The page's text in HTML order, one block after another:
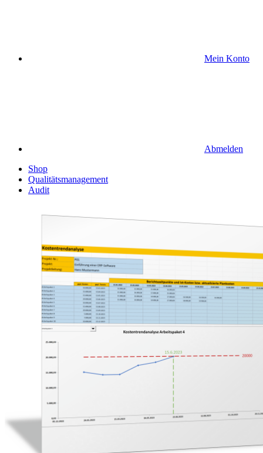
Mein Konto
Abmelden
Shop
Qualitätsmanagement
Audit